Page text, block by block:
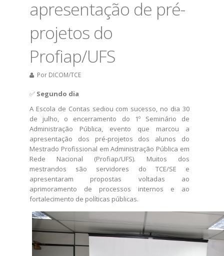
apresentação de pré-
projetos do
Profiap/UFS
Por DICOM/TCE
​✅ Segundo dia
A Escola de Contas sediou com sucesso, no dia 30
de julho, o encerramento do 1º Seminário de
Administração Pública, evento que marcou a
apresentação dos pré-projetos dos alunos do
Mestrado Profissional em Administração Pública em
Rede Nacional (Profiap/UFS). Muitos dos
mestrandos são servidores do TCE/SE e
apresentaram propostas voltadas ao
aprimoramento de processos internos e ao
fortalecimento de políticas públicas.